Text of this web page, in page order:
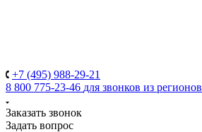
+7 (495) 988-29-21
8 800 775-23-46 для звонков из регионов
Заказать звонок
Задать вопрос